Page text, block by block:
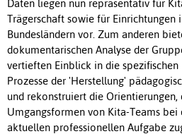
Daten liegen nun repräsentativ für
Trägerschaft sowie für Einrichtungen
Bundesländern vor. Zum anderen
dokumentarischen Analyse der
vertieften Einblick in die spezifischen
Prozesse der 'Herstellung'
und rekonstruiert die Orientierungen,
Umgangsformen von Kita-Teams bei
aktuellen professionellen Aufgabe